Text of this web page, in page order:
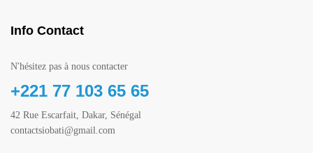
Info Contact
N'hésitez pas à nous contacter
+221 77 103 65 65
42 Rue Escarfait, Dakar, Sénégal
contactsiobati@gmail.com